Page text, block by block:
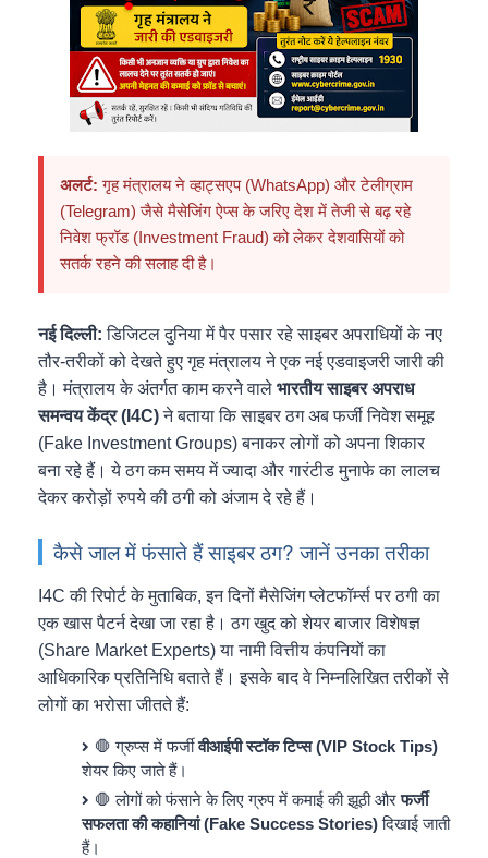
अलर्ट: गृह मंत्रालय ने व्हाट्सएप (WhatsApp) और टेलीग्राम
(Telegram) जैसे मैसेजिंग ऐप्स के जरिए देश में तेजी से बढ़ रहे
निवेश फ्रॉड (Investment Fraud) को लेकर देशवासियों को
सतर्क रहने की सलाह दी है।
नई दिल्ली: डिजिटल दुनिया में पैर पसार रहे साइबर अपराधियों के नए
तौर-तरीकों को देखते हुए गृह मंत्रालय ने एक नई एडवाइजरी जारी की
है। मंत्रालय के अंतर्गत काम करने वाले भारतीय साइबर अपराध
समन्वय केंद्र (I4C)ने बताया कि साइबर ठग अब फर्जी निवेश समूह
(Fake Investment Groups) बनाकर लोगों को अपना शिकार
बना रहे हैं। ये ठग कम समय में ज्यादा और गारंटीड मुनाफे का लालच
देकर करोड़ों रुपये की ठगी को अंजाम दे रहे हैं।
कैसे जाल में फंसाते हैं साइबर ठग? जानें उनका तरीका
I4C की रिपोर्ट के मुताबिक, इन दिनों मैसेजिंग प्लेटफॉर्म्स पर ठगी का
एक खास पैटर्न देखा जा रहा है। ठग खुद को शेयर बाजार विशेषज्ञ
(Share Market Experts) या नामी वित्तीय कंपनियों का
आधिकारिक प्रतिनिधि बताते हैं। इसके बाद वे निम्नलिखित तरीकों से
लोगों का भरोसा जीतते हैं:
🛑 ग्रुप्स में फर्जीवीआईपी स्टॉक टिप्स (VIP Stock Tips)
शेयर किए जाते हैं।
🛑 लोगों को फंसाने के लिए ग्रुप में कमाई की झूठी औरफर्जी
सफलता की कहानियां (Fake Success Stories)दिखाई जाती
हैं।